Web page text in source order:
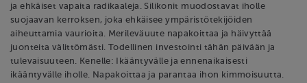
ja ehkäiset vapaita radikaaleja. Silikonit muodostavat iholle
suojaavan kerroksen, joka ehkäisee ympäristötekijöiden
aiheuttamia vaurioita. Merileväuute napakoittaa ja häivyttää
juonteita välittömästi. Todellinen investointi tähän päivään ja
tulevaisuuteen. Kenelle: Ikääntyvälle ja ennenaikaisesti
ikääntyvälle iholle. Napakoittaa ja parantaa ihon kimmoisuutta.